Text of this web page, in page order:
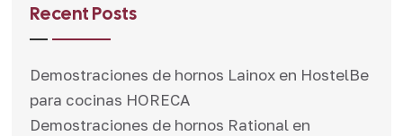
Recent Posts
Demostraciones de hornos Lainox en HostelBe
para cocinas HORECA
Demostraciones de hornos Rational en